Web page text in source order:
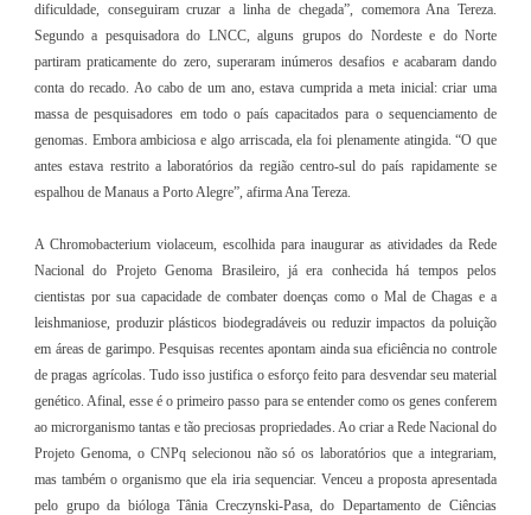
dificuldade, conseguiram cruzar a linha de chegada”, comemora Ana Tereza.
Segundo a pesquisadora do LNCC, alguns grupos do Nordeste e do Norte
partiram praticamente do zero, superaram inúmeros desafios e acabaram dando
conta do recado. Ao cabo de um ano, estava cumprida a meta inicial: criar uma
massa de pesquisadores em todo o país capacitados para o sequenciamento de
genomas. Embora ambiciosa e algo arriscada, ela foi plenamente atingida. “O que
antes estava restrito a laboratórios da região centro-sul do país rapidamente se
espalhou de Manaus a Porto Alegre”, afirma Ana Tereza.
A Chromobacterium violaceum, escolhida para inaugurar as atividades da Rede
Nacional do Projeto Genoma Brasileiro, já era conhecida há tempos pelos
cientistas por sua capacidade de combater doenças como o Mal de Chagas e a
leishmaniose, produzir plásticos biodegradáveis ou reduzir impactos da poluição
em áreas de garimpo. Pesquisas recentes apontam ainda sua eficiência no controle
de pragas agrícolas. Tudo isso justifica o esforço feito para desvendar seu material
genético. Afinal, esse é o primeiro passo para se entender como os genes conferem
ao microrganismo tantas e tão preciosas propriedades. Ao criar a Rede Nacional do
Projeto Genoma, o CNPq selecionou não só os laboratórios que a integrariam,
mas também o organismo que ela iria sequenciar. Venceu a proposta apresentada
pelo grupo da bióloga Tânia Creczynski-Pasa, do Departamento de Ciências